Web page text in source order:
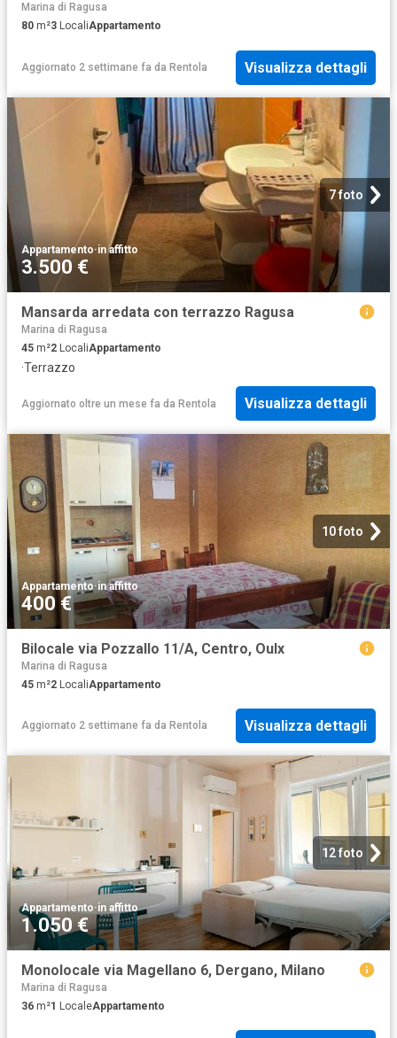
Marina di Ragusa
80 m²3 LocaliAppartamento
Aggiornato 2 settimane fa da Rentola Visualizza dettagli
7 foto
Appartamento·in affitto
3.500 €
Mansarda arredata con terrazzo Ragusa
Marina di Ragusa
45 m²2 LocaliAppartamento
·Terrazzo
Aggiornato oltre un mese fa da Rentola Visualizza dettagli
10 foto
Appartamento·in affitto
400 €
Bilocale via Pozzallo 11/A, Centro, Oulx
Marina di Ragusa
45 m²2 LocaliAppartamento
Aggiornato 2 settimane fa da Rentola Visualizza dettagli
12 foto
Appartamento·in affitto
1.050 €
Monolocale via Magellano 6, Dergano, Milano
Marina di Ragusa
36 m²1 LocaleAppartamento